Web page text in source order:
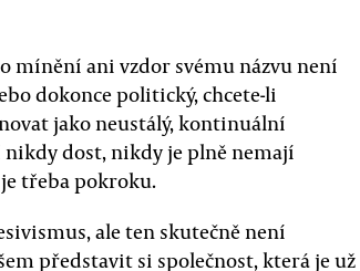
mínění ani vzdor svému názvu není
dokonce politický, chcete-li
jako neustálý, kontinuální
dost, nikdy je plně nemají
třeba pokroku.
ale ten skutečně není
představit si společnost, která je už